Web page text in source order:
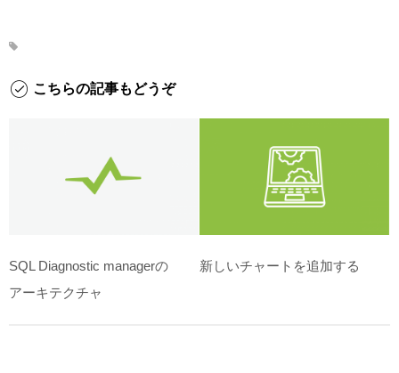
こちらの記事もどうぞ
SQL Diagnostic managerの
アーキテクチャ
新しいチャートを追加する